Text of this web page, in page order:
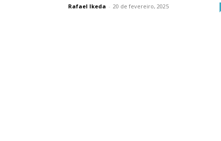
Rafael Ikeda - 20 de fevereiro, 2025